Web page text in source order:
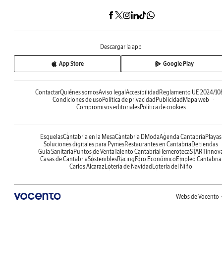
Descargar la app
App Store Google Play
ContactarQuiénes somosAviso legalAccesibilidadReglamento UE 2024/
Condiciones de usoPolítica de privacidadPublicidadMapa web
Compromisos editorialesPolítica de cookies
EsquelasCantabria en la MesaCantabria DModaAgenda CantabriaPlayas
Soluciones digitales para PymesRestaurantes en CantabriaDe tiendas
Guía SanitariaPuntos de VentaTalento CantabriaHemeroteca
Casas de CantabriaSosteniblesRacingForo EconómicoEmpleo Cantabria
Carlos AlcarazLotería de NavidadLotería del Niño
Webs de Vocento